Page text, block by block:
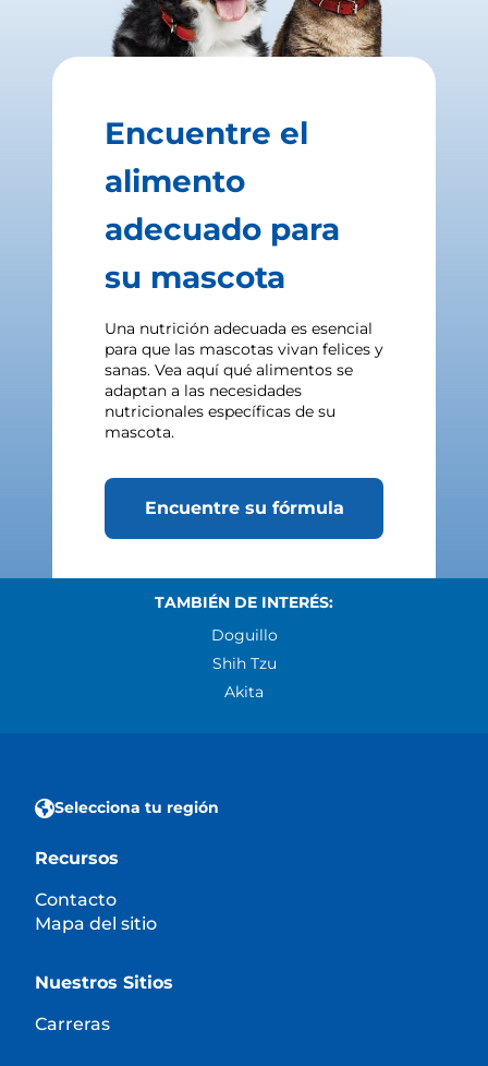
Encuentre el
alimento
adecuado para
su mascota
Una nutrición adecuada es esencial
para que las mascotas vivan felices y
sanas. Vea aquí qué alimentos se
adaptan a las necesidades
nutricionales específicas de su
mascota.
Encuentre su fórmula
TAMBIÉN DE INTERÉS:
Doguillo
Shih Tzu
Akita
Selecciona tu región
Recursos
Contacto
Mapa del sitio
Nuestros Sitios
Carreras